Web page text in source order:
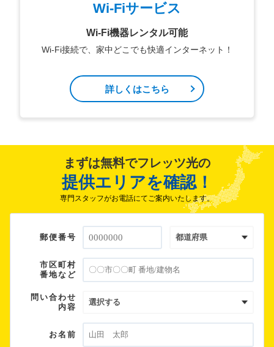
Wi-Fiサービス
Wi-Fi機器レンタル可能
Wi-Fi接続で、家中どこでも快適インターネット！
詳しくはこちら